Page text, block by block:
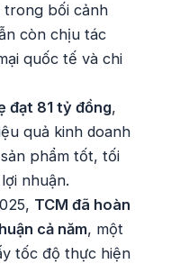
trong bối cảnh
còn chịu tác
quốc tế và chi
đạt 81 tỷ đồng,
quả kinh doanh
phẩm tốt, tối
nhuận.
TCM đã hoàn
cả năm, một
tốc độ thực hiện